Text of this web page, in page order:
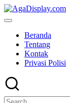
Skip
to
Beranda
Tentang
Kontak
Privasi Polisi